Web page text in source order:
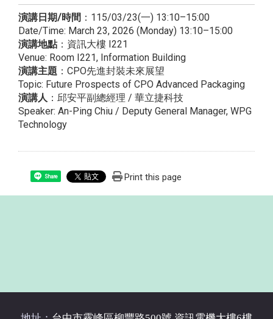
演講日期/時間 ：115/03/23(一) 13:10–15:00
Date/Time: March 23, 2026 (Monday) 13:10–15:00
演講地點 ：資訊大樓 I221
Venue: Room I221, Information Building
演講主題 ：CPO先進封裝未來展望
Topic: Future Prospects of CPO Advanced Packaging
演講人 ：邱安平副總經理 / 華立捷科技
Speaker: An-Ping Chiu / Deputy General Manager, WPG
Technology
Share Print this page